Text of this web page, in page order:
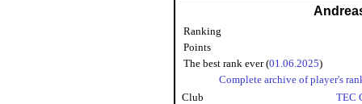
Ranking
Points
The best rank ever (01.06.2025)
Complete archive of player's
Club
TEC